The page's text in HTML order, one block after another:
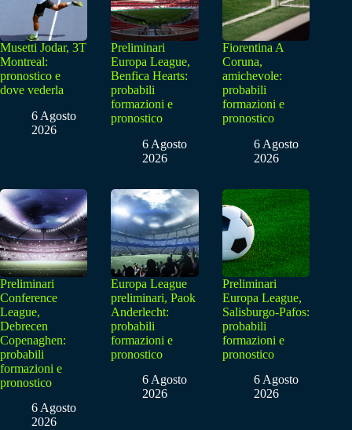
Musetti Jodar, 3T
Montreal:
pronostico e
dove vederla
6 Agosto
2026
Preliminari
Europa League,
Benfica Hearts:
probabili
formazioni e
pronostico
6 Agosto
2026
Fiorentina A
Coruna,
amichevole:
probabili
formazioni e
pronostico
6 Agosto
2026
Preliminari
Conference
League,
Debrecen
Copenaghen:
probabili
formazioni e
pronostico
6 Agosto
2026
Europa League
preliminari, Paok
Anderlecht:
probabili
formazioni e
pronostico
6 Agosto
2026
Preliminari
Europa League,
Salisburgo-Pafos:
probabili
formazioni e
pronostico
6 Agosto
2026